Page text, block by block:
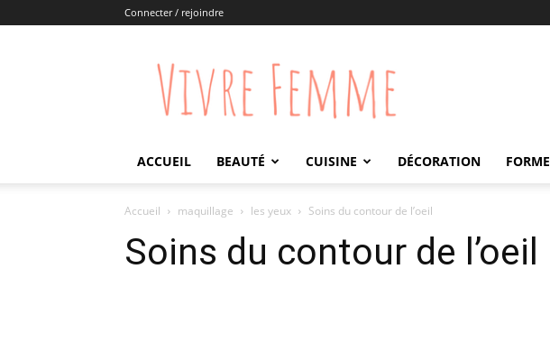
Connecter / rejoindre
Vivre
Femme
ACCUEIL BEAUTÉ CUISINE DÉCORATION FORME
Accueil maquillage les yeux Soins du contour de l’oeil
Soins du contour de l’oeil